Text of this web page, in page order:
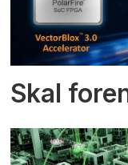
Skal